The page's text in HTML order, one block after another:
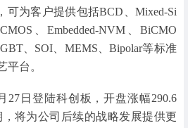
可为客户提供包括BCD、Mixed-Si
、Embedded-NVM、BiCMO
、SOI、MEMS、Bipolar等标准
平台。
27日登陆科创板，开盘涨幅290.6
将为公司后续的战略发展提供更